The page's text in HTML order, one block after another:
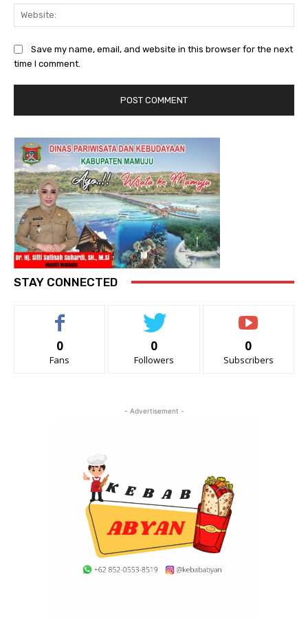
Save my name, email, and website in this browser for the next
time I comment.
STAY CONNECTED
0
Fans
0
Followers
0
Subscribers
- Advertisement -